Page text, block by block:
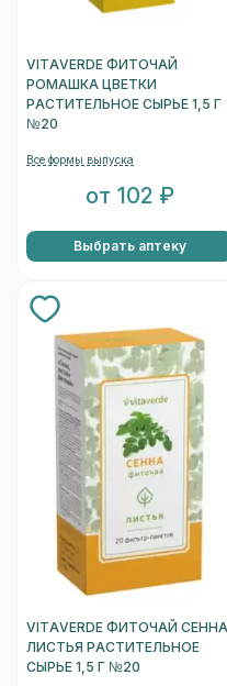
VITAVERDE ФИТОЧАЙ
РОМАШКА ЦВЕТКИ
РАСТИТЕЛЬНОЕ СЫРЬЕ 1,5 Г
№20
Все формы выпуска
от 102 ₽
Выбрать аптеку
VITAVERDE ФИТОЧАЙ СЕННА
ЛИСТЬЯ РАСТИТЕЛЬНОЕ
СЫРЬЕ 1,5 Г №20